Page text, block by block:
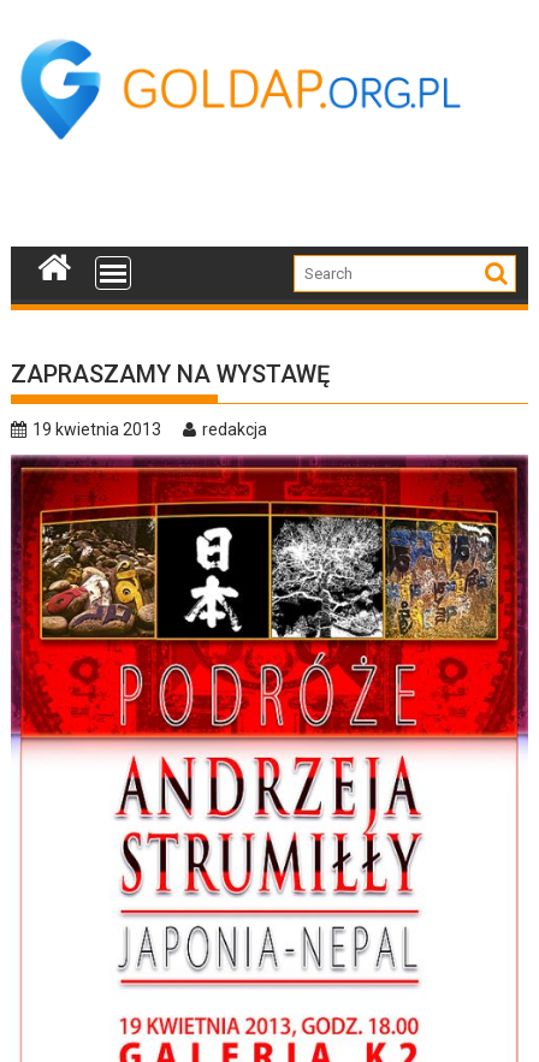
content
ZAPRASZAMY NA WYSTAWĘ
19 kwietnia 2013 redakcja